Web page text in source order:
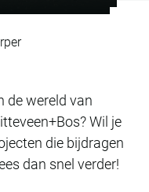
de wereld van
Wil je
die bijdragen
dan snel verder!